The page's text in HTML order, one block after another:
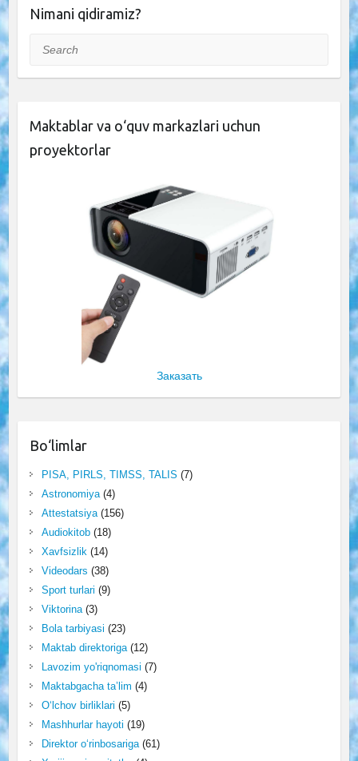
Nimani qidiramiz?
Search
Maktablar va o‘quv markazlari uchun
proyektorlar
Заказать
Bo‘limlar
PISA, PIRLS, TIMSS, TALIS (7)
Astronomiya(4)
Attestatsiya(156)
Audiokitob(18)
Xavfsizlik(14)
Videodars (38)
Sport turlari (9)
Viktorina(3)
Bola tarbiyasi (23)
Maktab direktoriga(12)
Lavozim yo'riqnomasi (7)
Maktabgacha ta’lim (4)
O‘lchov birliklari (5)
Mashhurlar hayoti (19)
Direktor o‘rinbosariga(61)